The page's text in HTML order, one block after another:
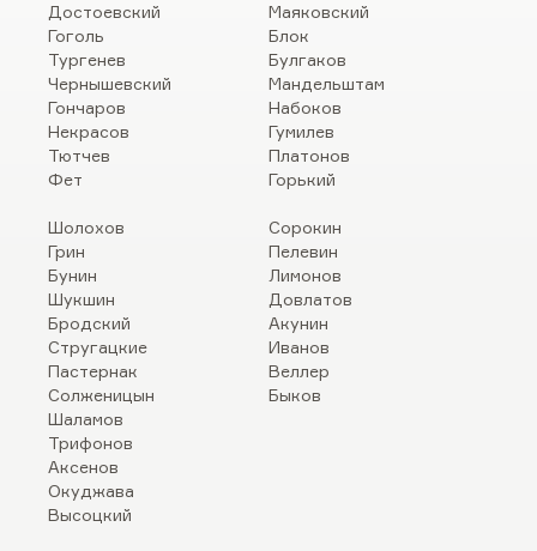
Достоевский
Гоголь
Тургенев
Чернышевский
Гончаров
Некрасов
Тютчев
Фет
Маяковский
Блок
Булгаков
Мандельштам
Набоков
Гумилев
Платонов
Горький
Шолохов
Грин
Бунин
Шукшин
Бродский
Стругацкие
Пастернак
Солженицын
Шаламов
Трифонов
Аксенов
Окуджава
Высоцкий
Сорокин
Пелевин
Лимонов
Довлатов
Акунин
Иванов
Веллер
Быков